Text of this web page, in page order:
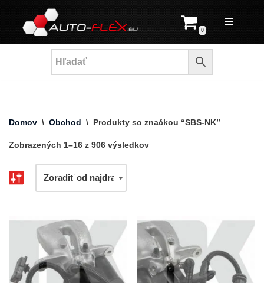
Prejsť
na
0
Domov \ Obchod \ Produkty so značkou “SBS-NK”
Zobrazených 1–16 z 906 výsledkov